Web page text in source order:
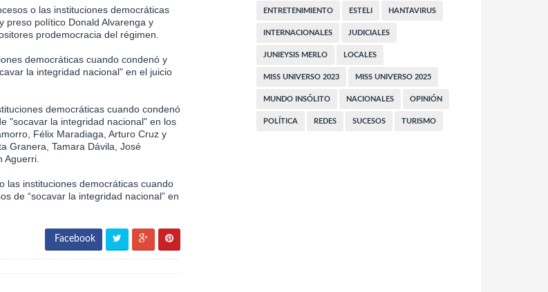
o las instituciones democráticas
preso político Donald Alvarenga y
prodemocracia del régimen.
democráticas cuando condenó y
la integridad nacional" en el juicio
democráticas cuando condenó
"socavar la integridad nacional" en los
Félix Maradiaga, Arturo Cruz y
Granera, Tamara Dávila, José
Aguerri.
las instituciones democráticas cuando
de “socavar la integridad nacional” en
Facebook
ENTRETENIMIENTO ESTELI HANTAVIRUS
INTERNACIONALES JUDICIALES
JUNIEYSIS MERLO LOCALES
MISS UNIVERSO 2023 MISS UNIVERSO 2025
MUNDO INSÓLITO NACIONALES OPINIÓN
POLÍTICA REDES SUCESOS TURISMO